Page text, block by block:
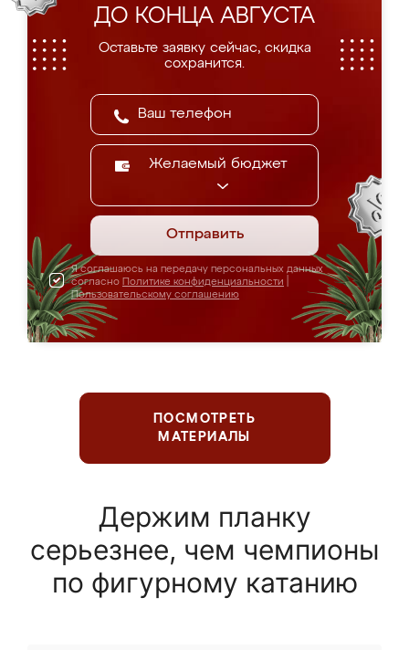
ДО КОНЦА АВГУСТА
Оставьте заявку сейчас, скидка
сохранится.
Желаемый бюджет
Отправить
Я соглашаюсь на передачу персональных данных
согласно Политике конфиденциальности
Пользовательскому соглашению
ПОСМОТРЕТЬ
МАТЕРИАЛЫ
Держим планку
серьезнее, чем чемпионы
по фигурному катанию